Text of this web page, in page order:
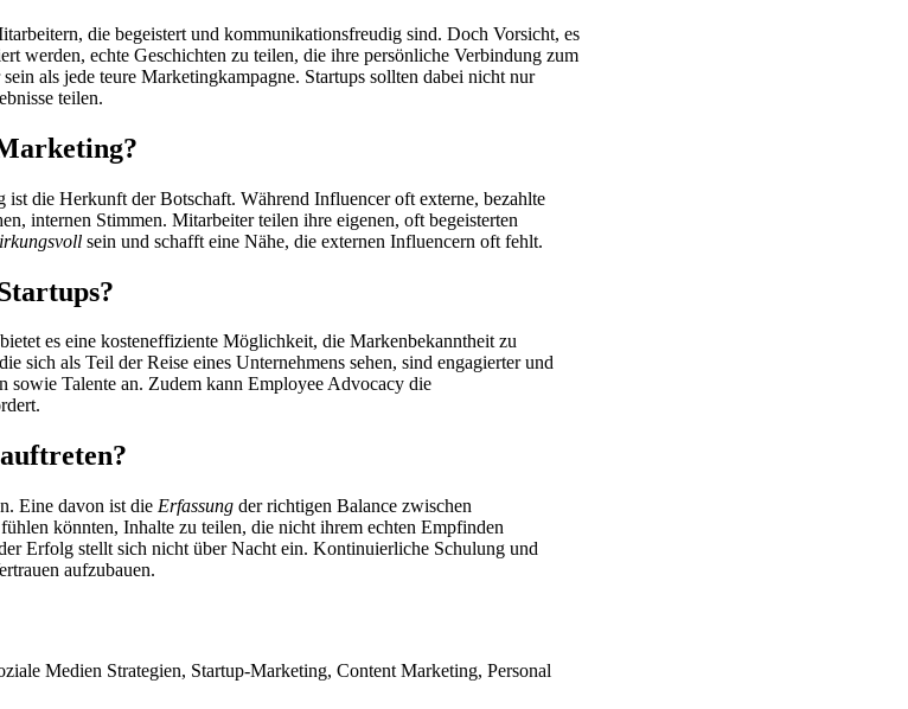
die begeistert und kommunikationsfreudig sind. Doch Vorsicht, es
werden, echte Geschichten zu teilen, die ihre persönliche Verbindung zum
als jede teure Marketingkampagne. Startups sollten dabei nicht nur
teilen.
die Herkunft der Botschaft. Während Influencer oft externe, bezahlte
internen Stimmen. Mitarbeiter teilen ihre eigenen, oft begeisterten
sein und schafft eine Nähe, die externen Influencern oft fehlt.
es eine kosteneffiziente Möglichkeit, die Markenbekanntheit zu
sich als Teil der Reise eines Unternehmens sehen, sind engagierter und
sowie Talente an. Zudem kann Employee Advocacy die
Eine davon ist die Erfassung der richtigen Balance zwischen
könnten, Inhalte zu teilen, die nicht ihrem echten Empfinden
Erfolg stellt sich nicht über Nacht ein. Kontinuierliche Schulung und
aufzubauen.
Medien Strategien, Startup-Marketing, Content Marketing, Personal